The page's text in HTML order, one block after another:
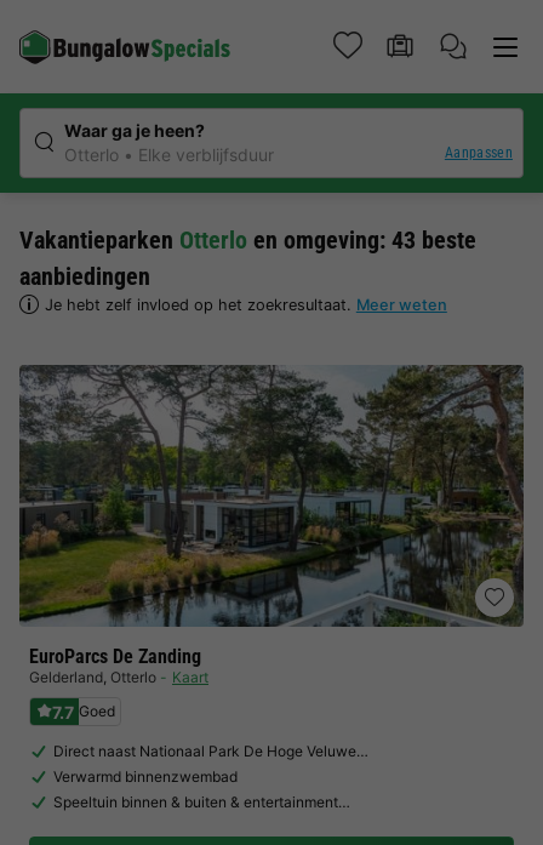
Waar ga je heen?
Otterlo
Elke verblijfsduur Aanpassen
Vakantieparken Otterlo en omgeving: 43 beste
aanbiedingen
Je hebt zelf invloed op het zoekresultaat. Meer weten
EuroParcs De Zanding
Gelderland, Otterlo Kaart
7.7 Goed
Direct naast Nationaal Park De Hoge Veluwe…
Verwarmd binnenzwembad
Speeltuin binnen & buiten & entertainment…